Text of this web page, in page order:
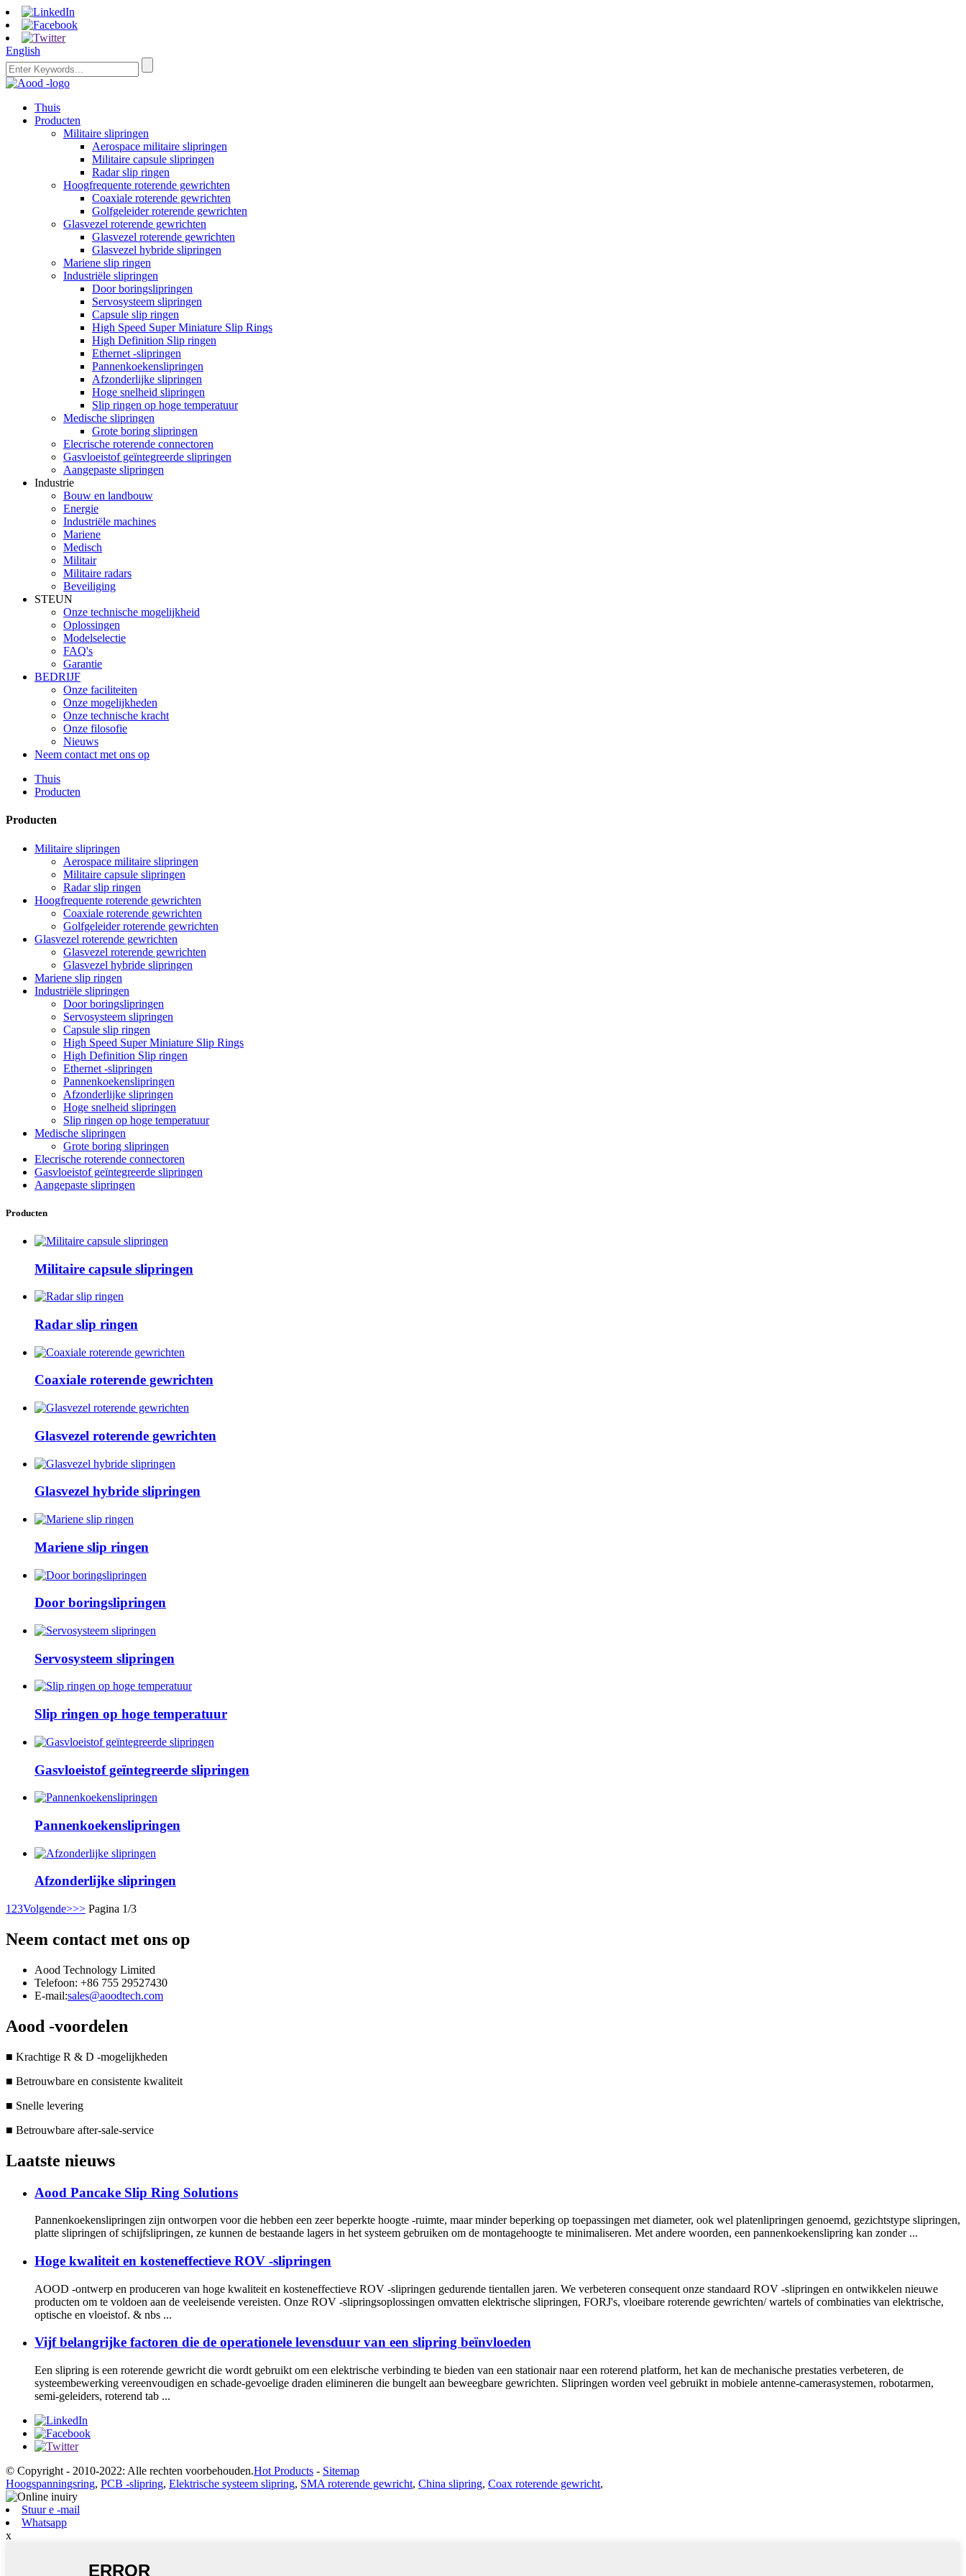
English
Thuis
Producten
Militaire slipringen
Aerospace militaire slipringen
Militaire capsule slipringen
Radar slip ringen
Hoogfrequente roterende gewrichten
Coaxiale roterende gewrichten
Golfgeleider roterende gewrichten
Glasvezel roterende gewrichten
Glasvezel roterende gewrichten
Glasvezel hybride slipringen
Mariene slip ringen
Industriële slipringen
Door boringslipringen
Servosysteem slipringen
Capsule slip ringen
High Speed ​​Super Miniature Slip Rings
High Definition Slip ringen
Ethernet -slipringen
Pannenkoekenslipringen
Afzonderlijke slipringen
Hoge snelheid slipringen
Slip ringen op hoge temperatuur
Medische slipringen
Grote boring slipringen
Elecrische roterende connectoren
Gasvloeistof geïntegreerde slipringen
Aangepaste slipringen
Industrie
Bouw en landbouw
Energie
Industriële machines
Mariene
Medisch
Militair
Militaire radars
Beveiliging
STEUN
Onze technische mogelijkheid
Oplossingen
Modelselectie
FAQ's
Garantie
BEDRIJF
Onze faciliteiten
Onze mogelijkheden
Onze technische kracht
Onze filosofie
Nieuws
Neem contact met ons op
Thuis
Producten
Producten
Militaire slipringen
Aerospace militaire slipringen
Militaire capsule slipringen
Radar slip ringen
Hoogfrequente roterende gewrichten
Coaxiale roterende gewrichten
Golfgeleider roterende gewrichten
Glasvezel roterende gewrichten
Glasvezel roterende gewrichten
Glasvezel hybride slipringen
Mariene slip ringen
Industriële slipringen
Door boringslipringen
Servosysteem slipringen
Capsule slip ringen
High Speed ​​Super Miniature Slip Rings
High Definition Slip ringen
Ethernet -slipringen
Pannenkoekenslipringen
Afzonderlijke slipringen
Hoge snelheid slipringen
Slip ringen op hoge temperatuur
Medische slipringen
Grote boring slipringen
Elecrische roterende connectoren
Gasvloeistof geïntegreerde slipringen
Aangepaste slipringen
Producten
Militaire capsule slipringen
Radar slip ringen
Coaxiale roterende gewrichten
Glasvezel roterende gewrichten
Glasvezel hybride slipringen
Mariene slip ringen
Door boringslipringen
Servosysteem slipringen
Slip ringen op hoge temperatuur
Gasvloeistof geïntegreerde slipringen
Pannenkoekenslipringen
Afzonderlijke slipringen
1 23Volgende>>> Pagina 1/3
Neem contact met ons op
Aood Technology Limited
Telefoon: +86 755 29527430
E-mail:sales@aoodtech.com
Aood -voordelen
■ Krachtige R & D -mogelijkheden
■ Betrouwbare en consistente kwaliteit
■ Snelle levering
■ Betrouwbare after-sale-service
Laatste nieuws
Aood Pancake Slip Ring Solutions
Pannenkoekenslipringen zijn ontworpen voor die hebben een zeer beperkte hoogte -ruimte, maar minder beperking op toepassingen met diameter, ook wel platenlipringen genoemd, gezichtstype slipringen,
platte slipringen of schijfslipringen, ze kunnen de bestaande lagers in het systeem gebruiken om de montagehoogte te minimaliseren. Met andere woorden, een pannenkoekenslipring kan zonder ...
Hoge kwaliteit en kosteneffectieve ROV -slipringen
AOOD -ontwerp en produceren van hoge kwaliteit en kosteneffectieve ROV -slipringen gedurende tientallen jaren. We verbeteren consequent onze standaard ROV -slipringen en ontwikkelen nieuwe
producten om te voldoen aan de veeleisende vereisten. Onze ROV -slipringsoplossingen omvatten elektrische slipringen, FORJ's, vloeibare roterende gewrichten/ wartels of combinaties van elektrische,
optische en vloeistof. & nbs ...
Vijf belangrijke factoren die de operationele levensduur van een slipring beïnvloeden
Een slipring is een roterende gewricht die wordt gebruikt om een ​​elektrische verbinding te bieden van een stationair naar een roterend platform, het kan de mechanische prestaties verbeteren, de
systeembewerking vereenvoudigen en schade-gevoelige draden elimineren die bungelt aan beweegbare gewrichten. Slipringen worden veel gebruikt in mobiele antenne-camerasystemen, robotarmen,
semi-geleiders, roterend tab ...
© Copyright - 2010-2022: Alle rechten voorbehouden.Hot Products - Sitemap
Hoogspanningsring, PCB -slipring, Elektrische systeem slipring, SMA roterende gewricht, China slipring, Coax roterende gewricht,
Stuur e -mail
Whatsapp
x